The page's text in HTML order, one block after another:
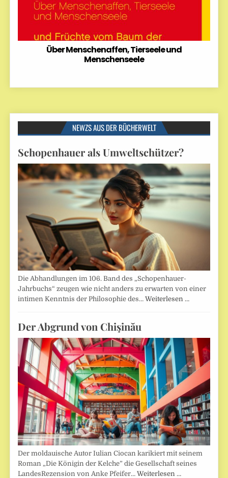
Über Menschenaffen, Tierseele und
Menschenseele
NEWZS AUS DER BÜCHERWELT
Schopenhauer als Umweltschützer?
Die Abhandlungen im 106. Band des „Schopenhauer-
Jahrbuchs“ zeugen wie nicht anders zu erwarten von einer
intimen Kenntnis der Philosophie des…Weiterlesen …
Der Abgrund von Chişinău
Der moldauische Autor Iulian Ciocan karikiert mit seinem
Roman „Die Königin der Kelche” die Gesellschaft seines
LandesRezension von Anke Pfeifer…Weiterlesen …